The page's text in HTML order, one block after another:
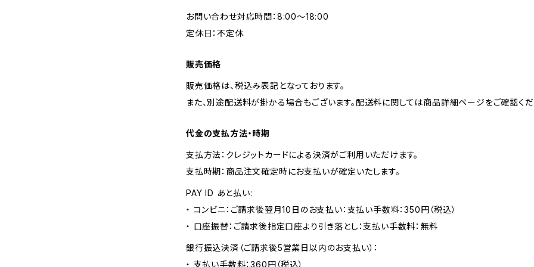
お問い合わせ対応時間：8:00～18:00
定休日：不定休
販売価格
販売価格は、税込み表記となっております。
また、別途配送料が掛かる場合もございます。配送料に関しては商品詳細ページをご確認くだ
代金の支払方法・時期
支払方法：クレジットカードによる決済がご利用いただけます。
支払時期：商品注文確定時にお支払いが確定いたします。
PAY ID あと払い:
・ コンビニ：ご請求後翌月10日のお支払い：支払い手数料：350円（税込）
・ 口座振替：ご請求後指定口座より引き落とし：支払い手数料：無料
銀行振込決済（ご請求後5営業日以内のお支払い）：
・ 支払い手数料：360円（税込）